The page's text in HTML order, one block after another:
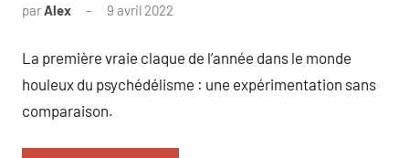
parAlex 9 avril 2022
La première vraie claque de l’année dans le monde
houleux du psychédélisme : une expérimentation sans
comparaison.